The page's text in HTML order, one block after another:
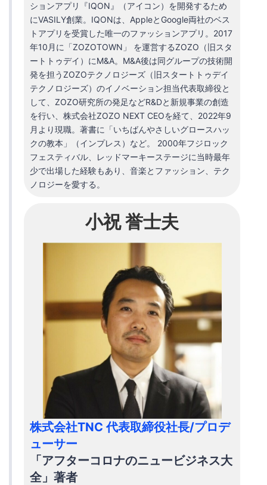
ションアプリ『IQON』（アイコン）を開発するため
にVASILY創業。IQONは、AppleとGoogle両社のベス
トアプリを受賞した唯一のファッションアプリ。2017
年10月に「ZOZOTOWN」 を運営するZOZO（旧スタ
ートトゥデイ）にM&A。M&A後は同グループの技術開
発を担うZOZOテクノロジーズ（旧スタートトゥデイ
テクノロジーズ）のイノベーション担当代表取締役と
して、ZOZO研究所の発足などR&Dと新規事業の創造
を行い、株式会社ZOZO NEXT CEOを経て、2022年9
月より現職。著書に「いちばんやさしいグロースハッ
クの教本」（インプレス）など。 2000年フジロック
フェスティバル、レッドマーキーステージに当時最年
少で出場した経験もあり、音楽とファッション、テク
ノロジーを愛する。
小祝 誉士夫
株式会社TNC 代表取締役社長/プロデ
ューサー
「アフターコロナのニュービジネス大
全」著者